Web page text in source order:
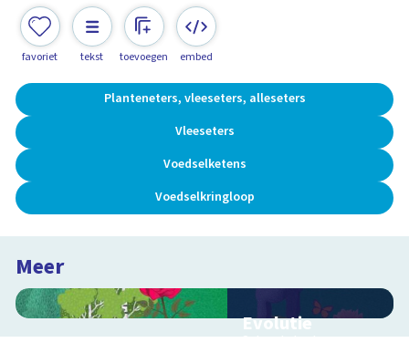
favoriet tekst toevoegen embed
Planteneters, vleeseters, alleseters
Vleeseters
Voedselketens
Voedselkringloop
Meer
Evolutie
Schoolplaat over